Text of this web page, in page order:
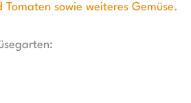
Tomaten sowie weiteres Gemüse.